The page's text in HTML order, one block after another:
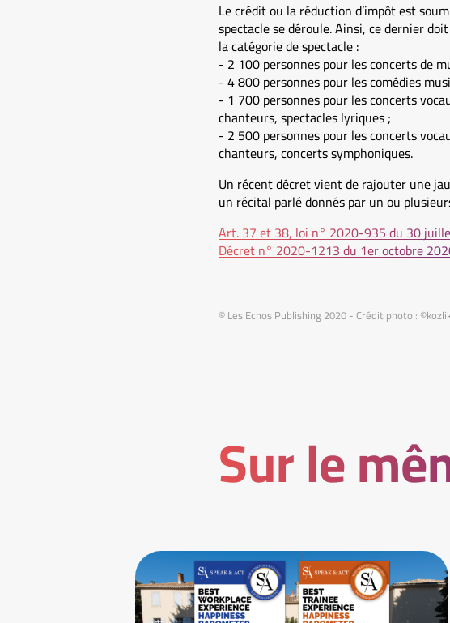
Le crédit ou la réduction d’impôt est
spectacle se déroule. Ainsi, ce dernier
la catégorie de spectacle :
- 2 100 personnes pour les concerts de
- 4 800 personnes pour les comédies
- 1 700 personnes pour les concerts
chanteurs, spectacles lyriques ;
- 2 500 personnes pour les concerts
chanteurs, concerts symphoniques.
Un récent décret vient de rajouter une
un récital parlé donnés par un ou
Art. 37 et 38, loi n° 2020-935 du 30
Décret n° 2020-1213 du 1er octobre
© Les Echos Publishing 2020 - Crédit photo :
Sur le